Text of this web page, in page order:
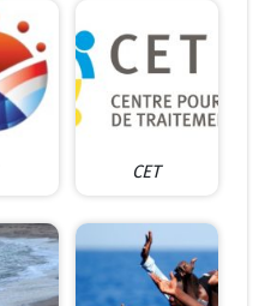
CET